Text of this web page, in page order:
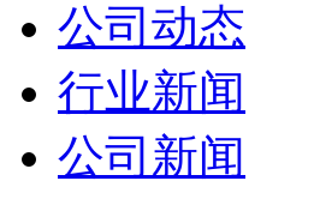
公司动态
行业新闻
公司新闻